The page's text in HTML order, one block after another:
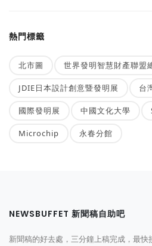
熱門標籤
北市圖 世界發明智慧財產聯盟
JDIE日本設計創意暨發明展 台
國際發明展 中國文化大學
Microchip 永春分館
NEWSBUFFET 新聞稿自助吧
新聞稿的好去處，三分鐘上稿完成，最快